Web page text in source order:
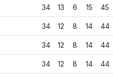
34 13 6 15 45
34 12 8 14 44
34 12 8 14 44
34 12 8 14 44